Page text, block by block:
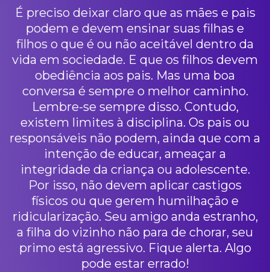
É preciso deixar claro que as mães e pais
podem e devem ensinar suas filhas e
filhos o que é ou não aceitável dentro da
vida em sociedade. E que os filhos devem
obediência aos pais. Mas uma boa
conversa é sempre o melhor caminho.
Lembre-se sempre disso. Contudo,
existem limites à disciplina. Os pais ou
responsáveis não podem, ainda que com a
intenção de educar, ameaçar a
integridade da criança ou adolescente.
Por isso, não devem aplicar castigos
físicos ou que gerem humilhação e
ridicularização. Seu amigo anda estranho,
a filha do vizinho não para de chorar, seu
primo está agressivo. Fique alerta. Algo
pode estar errado!